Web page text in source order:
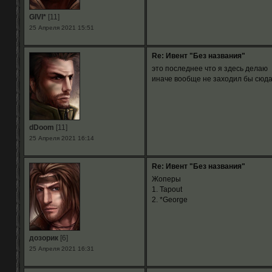
GIVI*[11]
25 Апреля 2021 15:51
dDoom [11]
25 Апреля 2021 16:14
Re: Ивент "Без названия"
это последнее что я здесь делаю
иначе вообще не заходил бы сюда
дозорик[6]
25 Апреля 2021 16:31
Re: Ивент "Без названия"
Жоперы
1. Tapout
2. *George